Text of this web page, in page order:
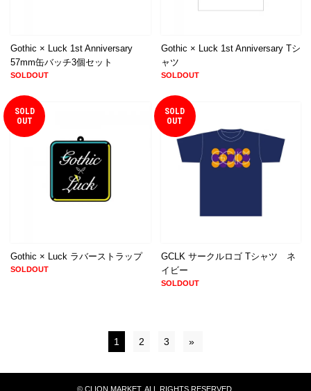
Gothic × Luck 1st Anniversary
57mm缶バッチ3個セット
SOLDOUT
Gothic × Luck 1st Anniversary Tシ
ャツ
SOLDOUT
SOLD
OUT
Gothic × Luck ラバーストラップ
SOLDOUT
SOLD
OUT
GCLK サークルロゴ Tシャツ ネ
イビー
SOLDOUT
1 2 3 »
© CLION MARKET. ALL RIGHTS RESERVED.